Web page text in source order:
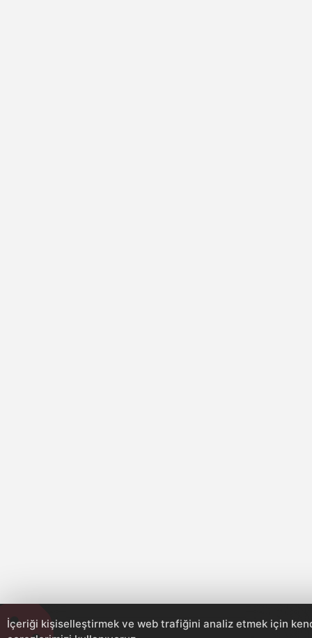
İçeriği kişiselleştirmek ve web trafiğini analiz etmek için